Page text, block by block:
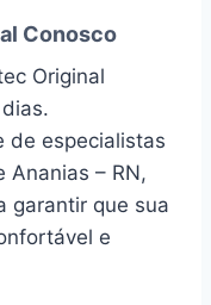
Conosco
Original
de especialistas
Ananias – RN,
garantir que sua
e